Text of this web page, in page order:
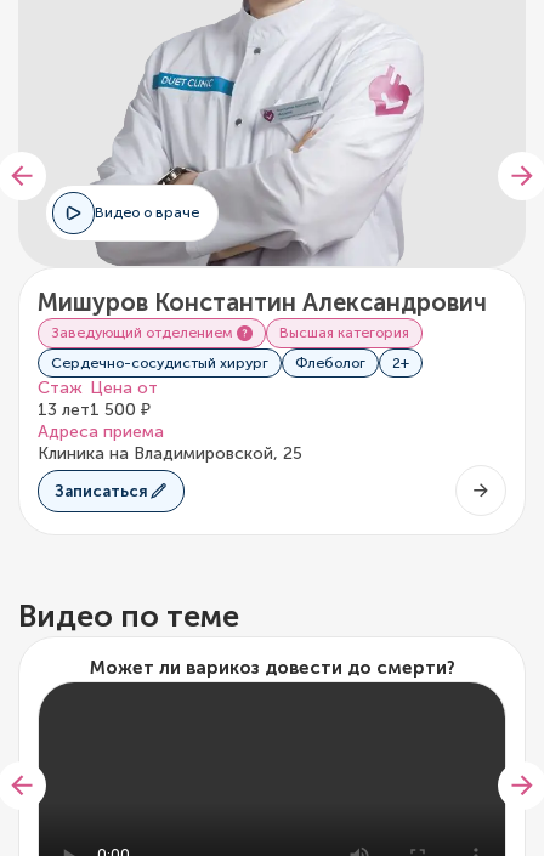
Видео о враче
Мишуров Константин Александрович
Заведующий отделением
Высшая категория
Сердечно-сосудистый хирург
Флеболог 2+
Стаж
13 лет
Цена от
1 500 ₽
Адреса приема
Клиника на Владимировской, 25
Записаться
Видео по теме
Может ли варикоз довести до смерти?